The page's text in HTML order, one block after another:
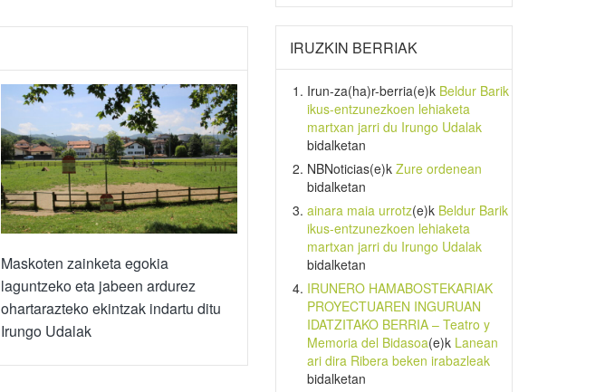
Maskoten zainketa egokia
laguntzeko eta jabeen ardurez
ohartarazteko ekintzak indartu ditu
Irungo Udalak
IRUZKIN BERRIAK
Irun-za(ha)r-berria(e)k Beldur Barik
ikus-entzunezkoen lehiaketa
martxan jarri du Irungo Udalak
bidalketan
NBNoticias(e)k Zure ordenean
bidalketan
ainara maia urrotz(e)k Beldur Barik
ikus-entzunezkoen lehiaketa
martxan jarri du Irungo Udalak
bidalketan
IRUNERO HAMABOSTEKARIAK
PROYECTUAREN INGURUAN
IDATZITAKO BERRIA – Teatro y
Memoria del Bidasoa(e)k Lanean
ari dira Ribera beken irabazleak
bidalketan